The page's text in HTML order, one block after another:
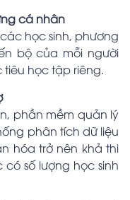
cá nhân
học sinh, phương
bộ của mỗi người
học tập riêng.
phần mềm quản lý
phân tích dữ liệu
hóa trở nên khả thi
số lượng học sinh